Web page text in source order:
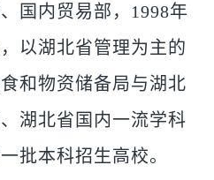
国内贸易部，1998年
以湖北省管理为主的
和物资储备局与湖北
湖北省国内一流学科
批本科招生高校。